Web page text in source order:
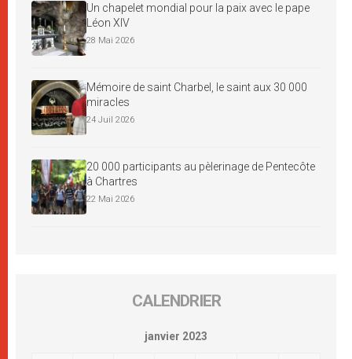
Un chapelet mondial pour la paix avec le pape
Léon XIV
28 Mai 2026
Mémoire de saint Charbel, le saint aux 30 000
miracles
24 Juil 2026
20 000 participants au pèlerinage de Pentecôte
à Chartres
22 Mai 2026
CALENDRIER
janvier 2023